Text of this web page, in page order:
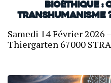
bioéthique :
transhumanisme
Samedi 14 Février 2026
Thiergarten 67000